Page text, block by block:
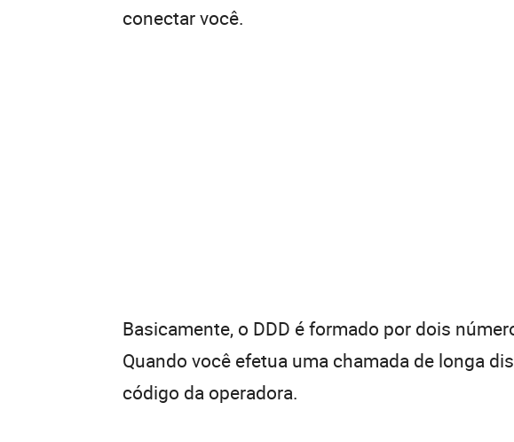
conectar você.
Basicamente, o DDD é formado por dois
Quando você efetua uma chamada de longa
código da operadora.